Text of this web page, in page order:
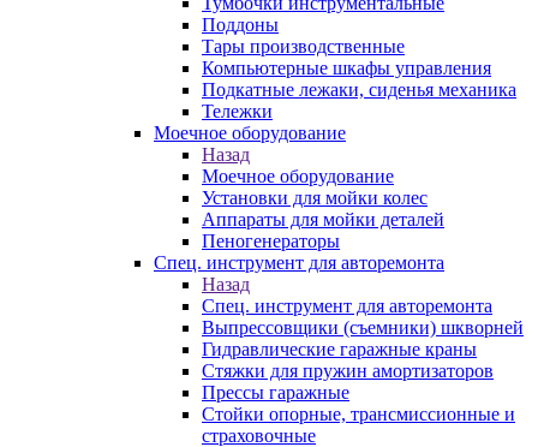
Поддоны
Тары производственные
Компьютерные шкафы управления
Подкатные лежаки, сиденья механика
Тележки
Моечное оборудование
Назад
Моечное оборудование
Установки для мойки колес
Аппараты для мойки деталей
Пеногенераторы
Спец. инструмент для авторемонта
Назад
Спец. инструмент для авторемонта
Выпрессовщики (съемники) шкворней
Гидравлические гаражные краны
Стяжки для пружин амортизаторов
Прессы гаражные
Стойки опорные, трансмиссионные и
страховочные